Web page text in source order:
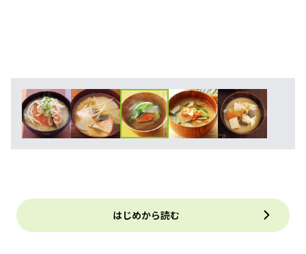
はじめから読む